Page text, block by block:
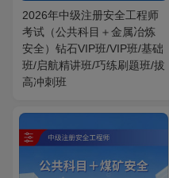
2026年中级注册安全工程师
考试（公共科目＋金属冶炼
安全）钻石VIP班/VIP班/基础
班/启航精讲班/巧练刷题班/拔
高冲刺班